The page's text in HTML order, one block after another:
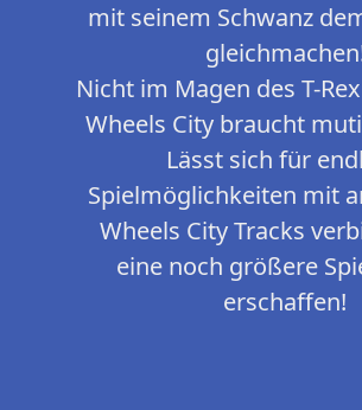
mit seinem Schwanz
Nicht im Magen des T-
Wheels City braucht
Lässt sich für
Spielmöglichkeiten mit
Wheels City Tracks
eine noch größere
erschaffen!